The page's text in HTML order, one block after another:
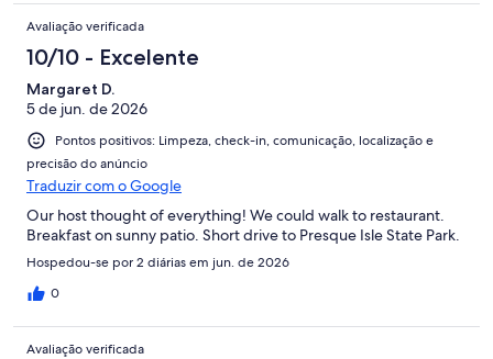
Avaliação verificada
10/10 - Excelente
Margaret D.
5 de jun. de 2026
Pontos positivos: Limpeza, check-in, comunicação, localização e
precisão do anúncio
Traduzir com o Google
Our host thought of everything! We could walk to restaurant.
Breakfast on sunny patio. Short drive to Presque Isle State Park.
Hospedou-se por 2 diárias em jun. de 2026
0
Avaliação verificada